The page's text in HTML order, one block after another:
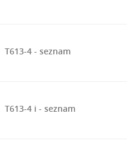
T613-4 - seznam
T613-4 i - seznam